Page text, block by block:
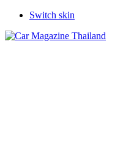
Switch skin